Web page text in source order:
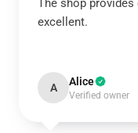
The shop
excellent.
A Alice
Verified owner